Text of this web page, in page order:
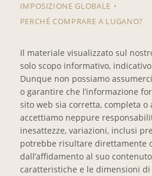
IMPOSIZIONE GLOBALE
PERCHÉ COMPRARE A LUGANO?
Il materiale visualizzato sul
solo scopo informativo,
Dunque non possiamo
o garantire che l’informazione
sito web sia corretta, completa o
accettiamo neppure
inesattezze, variazioni, inclusi
potrebbe risultare direttamente
dall’affidamento al suo
caratteristiche e le dimensioni